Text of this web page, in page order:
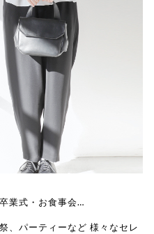
業式・お食事会…
、パーティーなど 様々なセレ